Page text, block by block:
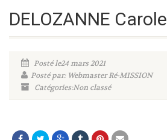
DELOZANNE Carole
Posté le24 mars 2021
Posté par: Webmaster Ré-MISSION
Catégories:Non classé